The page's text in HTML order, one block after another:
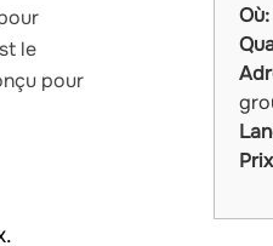
le
pour
Où: